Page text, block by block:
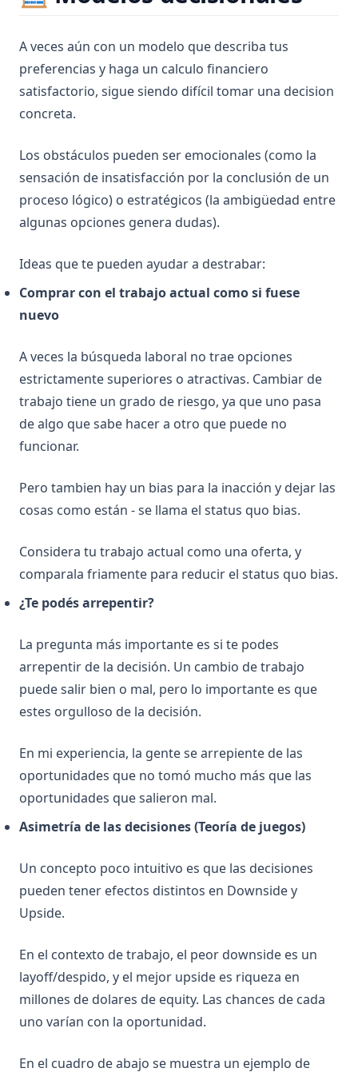
A veces aún con un modelo que describa tus
preferencias y haga un calculo financiero
satisfactorio, sigue siendo difícil tomar una decision
concreta.
Los obstáculos pueden ser emocionales (como la
sensación de insatisfacción por la conclusión de un
proceso lógico) o estratégicos (la ambigüedad entre
algunas opciones genera dudas).
Ideas que te pueden ayudar a destrabar:
Comprar con el trabajo actual como si fuese
nuevo
A veces la búsqueda laboral no trae opciones
estrictamente superiores o atractivas. Cambiar de
trabajo tiene un grado de riesgo, ya que uno pasa
de algo que sabe hacer a otro que puede no
funcionar.
Pero tambien hay un bias para la inacción y dejar las
cosas como están - se llama el status quo bias.
Considera tu trabajo actual como una oferta, y
comparala friamente para reducir el status quo bias.
¿Te podés arrepentir?
La pregunta más importante es si te podes
arrepentir de la decisión. Un cambio de trabajo
puede salir bien o mal, pero lo importante es que
estes orgulloso de la decisión.
En mi experiencia, la gente se arrepiente de las
oportunidades que no tomó mucho más que las
oportunidades que salieron mal.
Asimetría de las decisiones (Teoría de juegos)
Un concepto poco intuitivo es que las decisiones
pueden tener efectos distintos en Downside y
Upside.
En el contexto de trabajo, el peor downside es un
layoff/despido, y el mejor upside es riqueza en
millones de dolares de equity. Las chances de cada
uno varían con la oportunidad.
En el cuadro de abajo se muestra un ejemplo de